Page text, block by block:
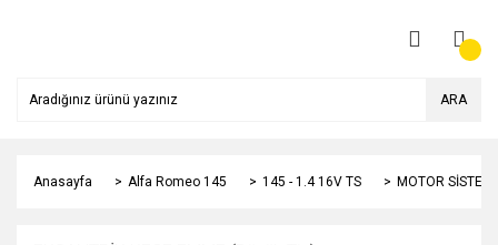
ARA
Anasayfa Alfa Romeo 145 145 - 1.4 16V TS MOTOR SİSTEMİ